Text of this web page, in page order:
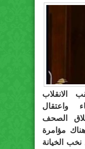
واعتقال
الصحف
مؤامرة
الخيانة